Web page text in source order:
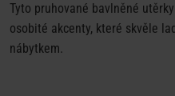
Tyto pruhované bavlněné
osobité akcenty, které skvěle
nábytkem.